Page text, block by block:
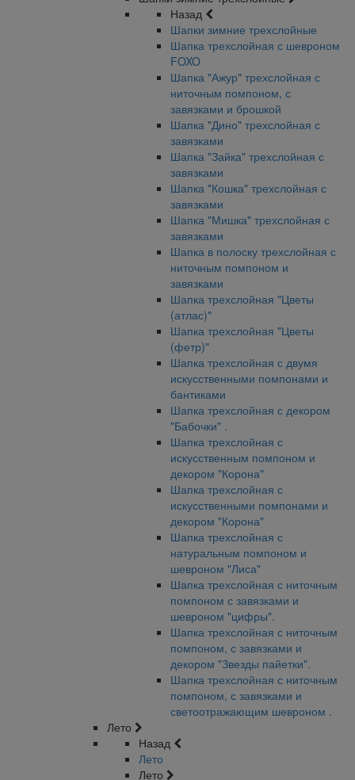
Назад
Шапки зимние трехслойные
Шапка трехслойная с шевроном
FOXO
Шапка "Ажур" трехслойная с
ниточным помпоном, с
завязками и брошкой
Шапка "Дино" трехслойная с
завязками
Шапка "Зайка" трехслойная с
завязками
Шапка "Кошка" трехслойная с
завязками
Шапка "Мишка" трехслойная с
завязками
Шапка в полоску трехслойная с
ниточным помпоном и
завязками
Шапка трехслойная "Цветы
(атлас)"
Шапка трехслойная "Цветы
(фетр)"
Шапка трехслойная с двумя
искусственными помпонами и
бантиками
Шапка трехслойная с декором
"Бабочки" .
Шапка трехслойная с
искусственным помпоном и
декором "Корона"
Шапка трехслойная с
искусственными помпонами и
декором "Корона"
Шапка трехслойная с
натуральным помпоном и
шевроном "Лиса"
Шапка трехслойная с ниточным
помпоном с завязками и
шевроном "цифры".
Шапка трехслойная с ниточным
помпоном, с завязками и
декором "Звезды пайетки".
Шапка трехслойная с ниточным
помпоном, с завязками и
светоотражающим шевроном .
Лето
Назад
Лето
Лето